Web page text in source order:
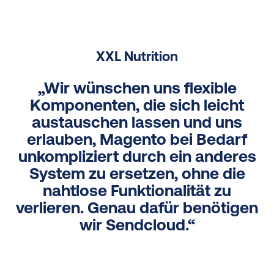
XXL Nutrition
„Wir wünschen uns flexible
Komponenten, die sich leicht
austauschen lassen und uns
erlauben, Magento bei Bedarf
unkompliziert durch ein anderes
System zu ersetzen, ohne die
nahtlose Funktionalität zu
verlieren. Genau dafür benötigen
wir Sendcloud.“